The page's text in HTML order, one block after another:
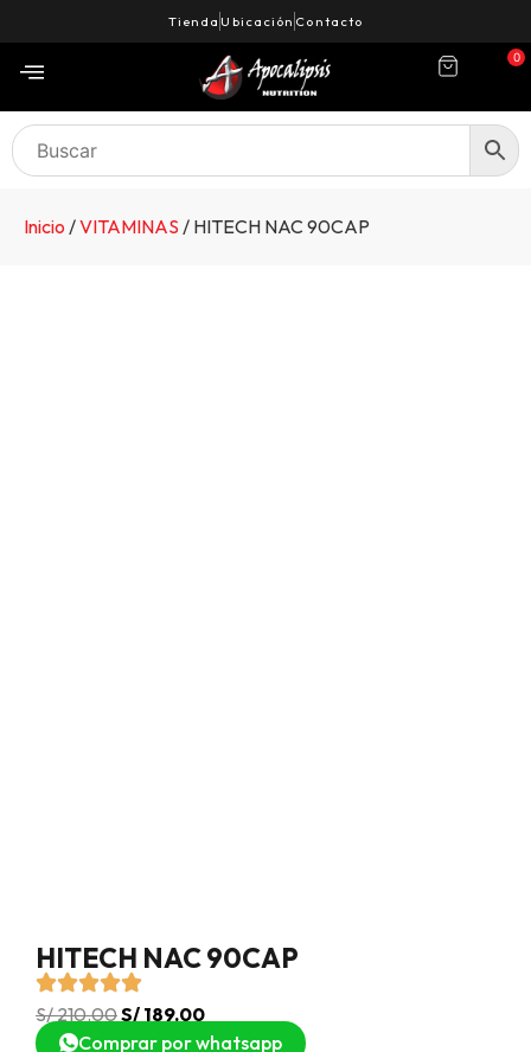
Tienda Ubicación Contacto
0
Inicio /VITAMINAS / HITECH NAC 90CAP
HITECH NAC 90CAP
S/210.00S/ 189.00
Comprar por whatsapp